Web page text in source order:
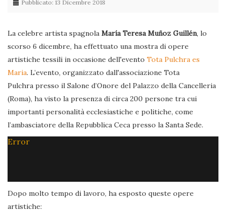
Pubblicato: 13 Dicembre 2018
La celebre artista spagnola María Teresa Muñoz Guillén, lo
scorso 6 dicembre, ha effettuato una mostra di opere
artistiche tessili in occasione dell'evento Tota Pulchra es
Maria. L’evento, organizzato dall'associazione Tota
Pulchra presso il Salone d’Onore del Palazzo della Cancelleria
(Roma), ha visto la presenza di circa 200 persone tra cui
importanti personalità ecclesiastiche e politiche, come
l’ambasciatore della Repubblica Ceca presso la Santa Sede.
Error
Dopo molto tempo di lavoro, ha esposto queste opere
artistiche: